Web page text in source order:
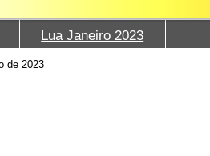
Lua Janeiro 2023
de 2023